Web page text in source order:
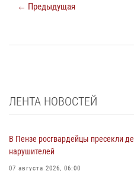
← Предыдущая
ЛЕНТА НОВОСТЕЙ
В Пензе росгвардейцы пресекли
нарушителей
07 августа 2026, 06:00